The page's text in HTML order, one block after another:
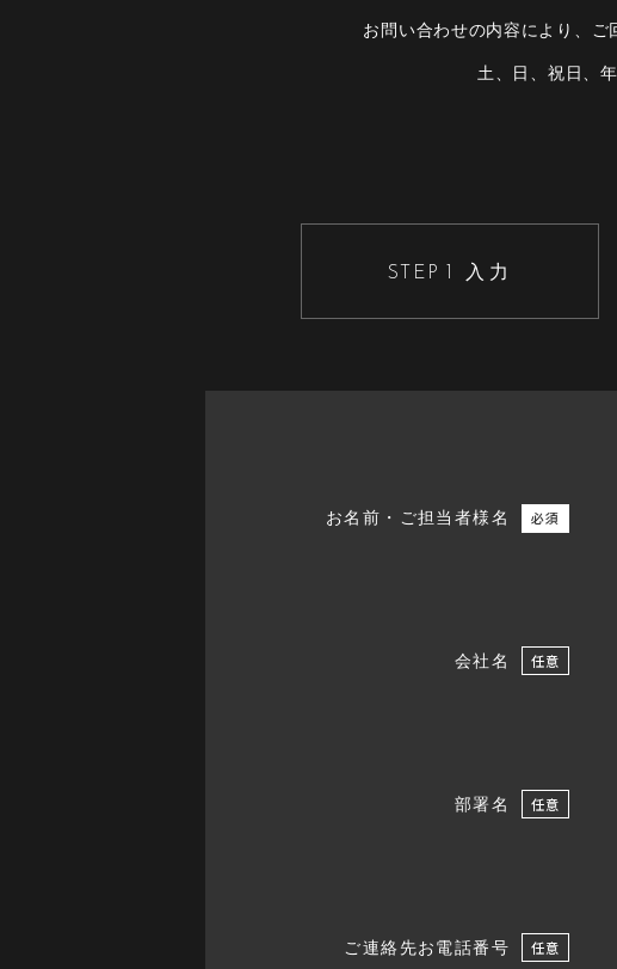
お問い合わせの内容により、ご
⼟、⽇、祝⽇、
STEP 1 入力
お名前・ご担当者様名 必須
会社名 任意
部署名 任意
ご連絡先お電話番号 任意